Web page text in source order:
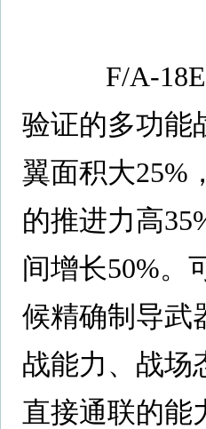
F/A-18E/
验证的多功能
翼面积大25%
的推进力高
间增长50%。
候精确制导武
战能力、战场
直接通联的能